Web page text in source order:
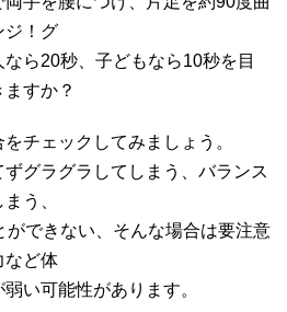
ジ！グ
ら20秒、子どもなら10秒を目
すか？
チェックしてみましょう。
ずグラグラしてしまう、バランス
う、
ができない、そんな場合は要注意
など体
い可能性があります。